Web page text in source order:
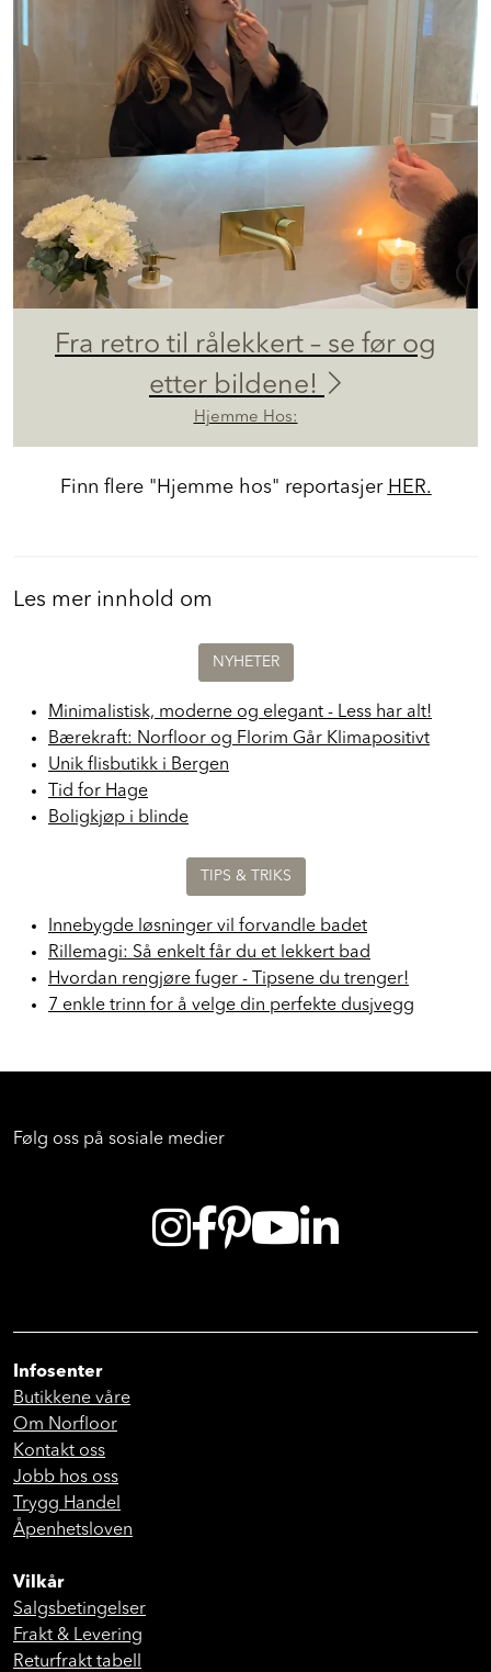
Fra retro til rålekkert – se før og
etter bildene!
Hjemme Hos:
Finn flere "Hjemme hos" reportasjer HER.
Les mer innhold om
NYHETER
Minimalistisk, moderne og elegant - Less har alt!
Bærekraft: Norfloor og Florim Går Klimapositivt
Unik flisbutikk i Bergen
Tid for Hage
Boligkjøp i blinde
TIPS & TRIKS
Innebygde løsninger vil forvandle badet
Rillemagi: Så enkelt får du et lekkert bad
Hvordan rengjøre fuger - Tipsene du trenger!
7 enkle trinn for å velge din perfekte dusjvegg
Følg oss på sosiale medier
Infosenter
Butikkene våre
Om Norfloor
Kontakt oss
Jobb hos oss
Trygg Handel
Åpenhetsloven
Vilkår
Salgsbetingelser
Frakt & Levering
Returfrakt tabell